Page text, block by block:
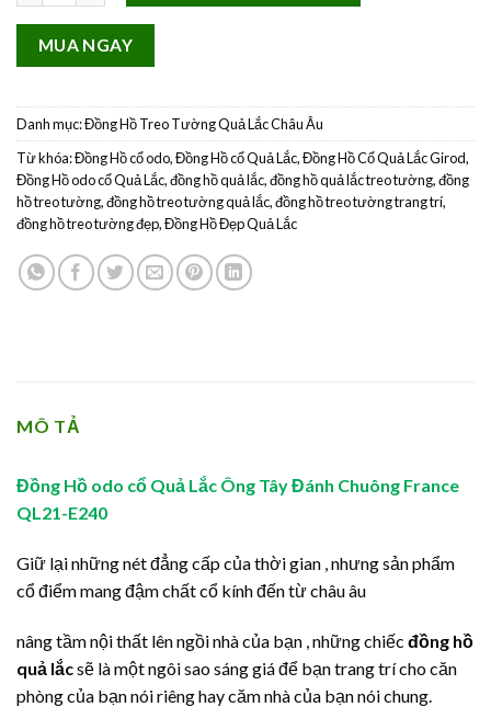
MUA NGAY
Danh mục:Đồng Hồ Treo Tường Quả Lắc Châu Âu
Từ khóa:Đồng Hồ cổ odo,Đồng Hồ cổ Quả Lắc,Đồng Hồ Cổ Quả Lắc Girod,
Đồng Hồ odo cổ Quả Lắc,đồng hồ quả lắc,đồng hồ quả lắc treo tường,đồng
hồ treo tường,đồng hồ treo tường quả lắc,đồng hồ treo tường trang trí,
đồng hồ treo tường đẹp,Đồng Hồ Đẹp Quả Lắc
MÔ TẢ
Đồng Hồ odo cổ Quả Lắc Ông Tây Đánh Chuông France
QL21-E240
Giữ lại những nét đẳng cấp của thời gian , nhưng sản phẩm
cổ điểm mang đậm chất cổ kính đến từ châu âu
nâng tầm nội thất lên ngồi nhà của bạn , những chiếc đồng hồ
quả lắcsẽ là một ngôi sao sáng giá để bạn trang trí cho căn
phòng của bạn nói riêng hay căm nhà của bạn nói chung.